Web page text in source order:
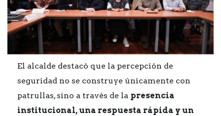
El alcalde destacó que la percepción de
seguridad no se construye únicamente con
patrullas, sino a través de la presencia
institucional, una respuesta rápida y un